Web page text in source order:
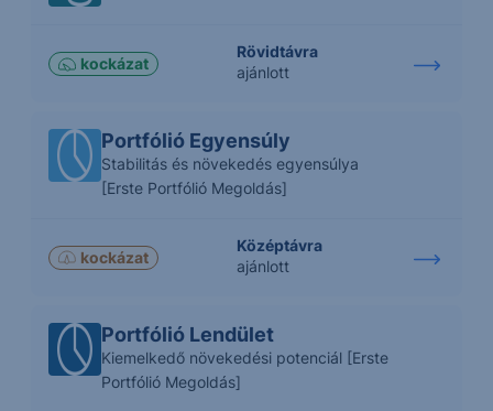
kockázat
Rövidtávra
ajánlott
Portfólió Egyensúly
Stabilitás és növekedés egyensúlya
[Erste Portfólió Megoldás]
kockázat
Középtávra
ajánlott
Portfólió Lendület
Kiemelkedő növekedési potenciál [Erste
Portfólió Megoldás]